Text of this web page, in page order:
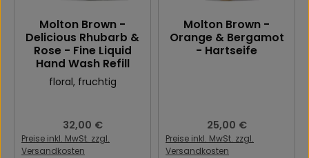
Molton Brown -
Delicious Rhubarb &
Rose - Fine Liquid
Hand Wash Refill
floral, fruchtig
Regulärer Preis:
32,00 €
Preise inkl. MwSt. zzgl.
Versandkosten
Molton Brown -
Orange & Bergamot
- Hartseife
Regulärer Preis:
25,00 €
Preise inkl. MwSt. zzgl.
Versandkosten